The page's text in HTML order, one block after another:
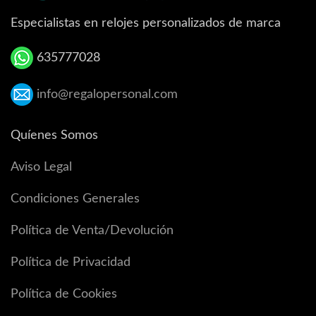
Especialistas en relojes personalizados de marca
635777028
info@regalopersonal.com
Quíenes Somos
Aviso Legal
Condiciones Generales
Política de Venta/Devolución
Política de Privacidad
Política de Cookies